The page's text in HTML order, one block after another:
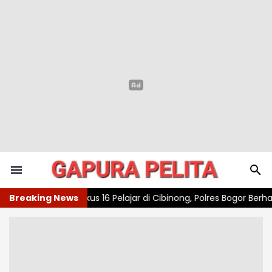
Breaking News
di Cibinong, Polres Bogor Berhasil Gagalkan Aksi Tawuran dan